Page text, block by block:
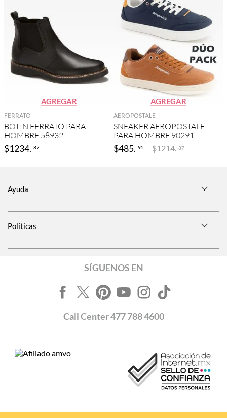
AGREGAR
FERRATO
BOTIN FERRATO PARA
HOMBRE 58932
$1234. 87
AGREGAR
AEROPOSTALE
SNEAKER AEROPOSTALE
PARA HOMBRE 90291
$485. 95 $1214. 87
Ayuda
Políticas
SÍGUENOS EN
CallCenter477 788 4600